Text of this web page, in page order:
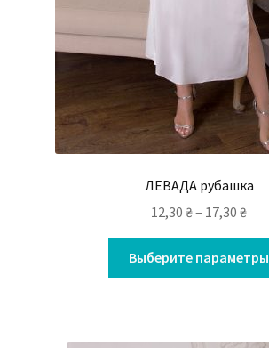
ЛЕВАДА рубашка
12,30 ₴– 17,30 ₴
Выберите параметры